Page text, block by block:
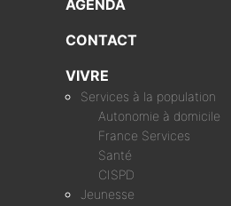
AGENDA
CONTACT
VIVRE
Services à la population
Autonomie à domicile
France Services
Santé
CISPD
Jeunesse